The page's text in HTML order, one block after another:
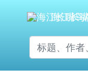
海江长